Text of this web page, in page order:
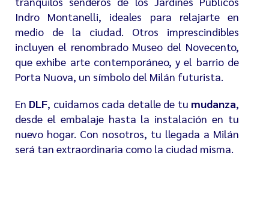
Indro Montanelli, ideales para relajarte en
medio de la ciudad. Otros imprescindibles
incluyen el renombrado Museo del Novecento,
que exhibe arte contemporáneo, y el barrio de
Porta Nuova, un símbolo del Milán futurista.
En DLF, cuidamos cada detalle de tu mudanza,
desde el embalaje hasta la instalación en tu
nuevo hogar. Con nosotros, tu llegada a Milán
será tan extraordinaria como la ciudad misma.